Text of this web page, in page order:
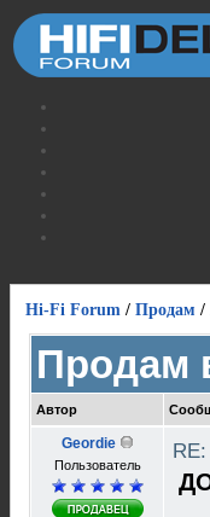
Hi-Fi Forum / Продам /
Продам
Автор
Geordie
Пользователь